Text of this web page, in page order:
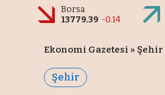
Borsa
13779.39 -0.14
Ekonomi Gazetesi » Şehir
Şehir